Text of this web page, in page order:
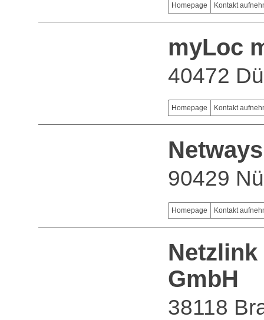
Homepage Kontakt
myLoc
40472
Homepage Kontakt
90429
Homepage Kontakt
GmbH
38118